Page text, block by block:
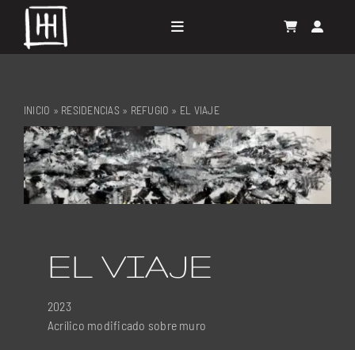
content
Toggle
RESIDENCIAS
CONTACTO
INICIO » RESIDENCIAS» REFUGIO » EL VIAJE
EL VIAJE
2023
Acrílico modificado sobre muro